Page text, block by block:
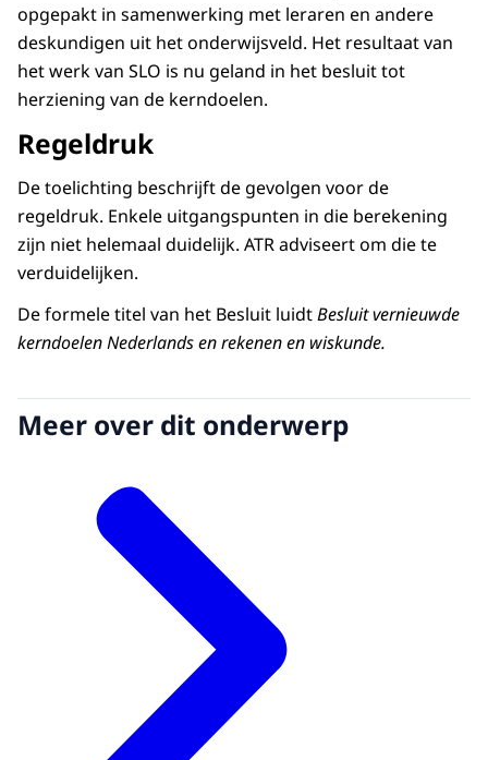
opgepakt in samenwerking met leraren en andere
deskundigen uit het onderwijsveld. Het resultaat van
het werk van SLO is nu geland in het besluit tot
herziening van de kerndoelen.
Regeldruk
De toelichting beschrijft de gevolgen voor de
regeldruk. Enkele uitgangspunten in die berekening
zijn niet helemaal duidelijk. ATR adviseert om die te
verduidelijken.
De formele titel van het Besluit luidtBesluit vernieuwde
kerndoelen Nederlands en rekenen en wiskunde.
Meer over dit onderwerp